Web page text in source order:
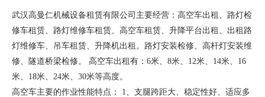
武汉高曼仁机械设备租赁有限公司主要经营：高空车出租、路灯检
修车租赁、路灯维修车租赁、高空车租赁、升降平台出租、出租路
灯维修车、吊车租赁、升降机出租。路灯安装检修、高杆灯安装维
修、隧道桥梁检修。 高空车出租有：6米、8米、12米、14米、16
米、18米、24米、30米等高度。
高空车主要的作业性能特点： 1、支腿跨距大、稳定性好、适应多